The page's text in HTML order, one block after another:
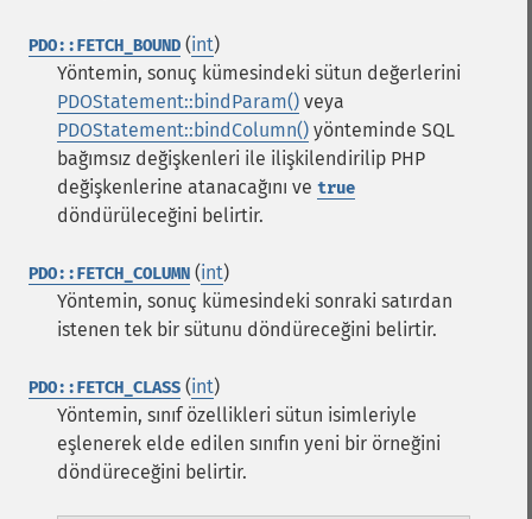
PDO::FETCH_BOUND (int)
Yöntemin, sonuç kümesindeki sütun değerlerini
PDOStatement::bindParam() veya
PDOStatement::bindColumn() yönteminde SQL
bağımsız değişkenleri ile ilişkilendirilip PHP
değişkenlerine atanacağını ve true
döndürüleceğini belirtir.
PDO::FETCH_COLUMN (int)
Yöntemin, sonuç kümesindeki sonraki satırdan
istenen tek bir sütunu döndüreceğini belirtir.
PDO::FETCH_CLASS (int)
Yöntemin, sınıf özellikleri sütun isimleriyle
eşlenerek elde edilen sınıfın yeni bir örneğini
döndüreceğini belirtir.